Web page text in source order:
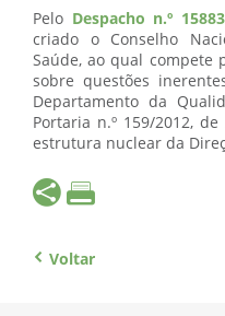
Pelo Despacho n.º
criado o Conselho
Saúde, ao qual compete
sobre questões
Departamento da
Portaria n.º 159/2012,
estrutura nuclear da
Voltar